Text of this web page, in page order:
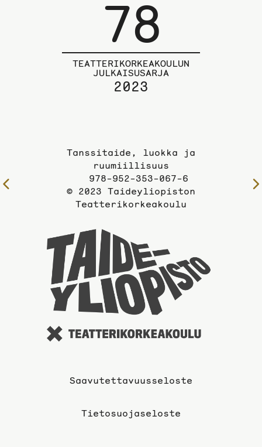
78
TEATTERIKORKEAKOULUN
JULKAISUSARJA
2023
Tanssitaide, luokka ja
ruumiillisuus
978-952-353-067-6
© 2023 Taideyliopiston
Teatterikorkeakoulu
Saavutettavuusseloste
Tietosuojaseloste